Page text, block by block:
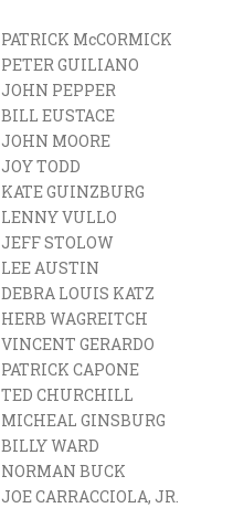
PATRICK McCORMICK
PETER GUILIANO
JOHN PEPPER
BILL EUSTACE
JOHN MOORE
JOY TODD
KATE GUINZBURG
LENNY VULLO
JEFF STOLOW
LEE AUSTIN
DEBRA LOUIS KATZ
HERB WAGREITCH
VINCENT GERARDO
PATRICK CAPONE
TED CHURCHILL
MICHEAL GINSBURG
BILLY WARD
NORMAN BUCK
JOE CARRACCIOLA, JR.